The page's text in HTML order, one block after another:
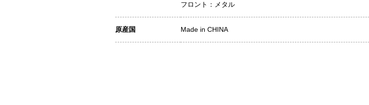
フロント：メタル
原産国 Made in CHINA